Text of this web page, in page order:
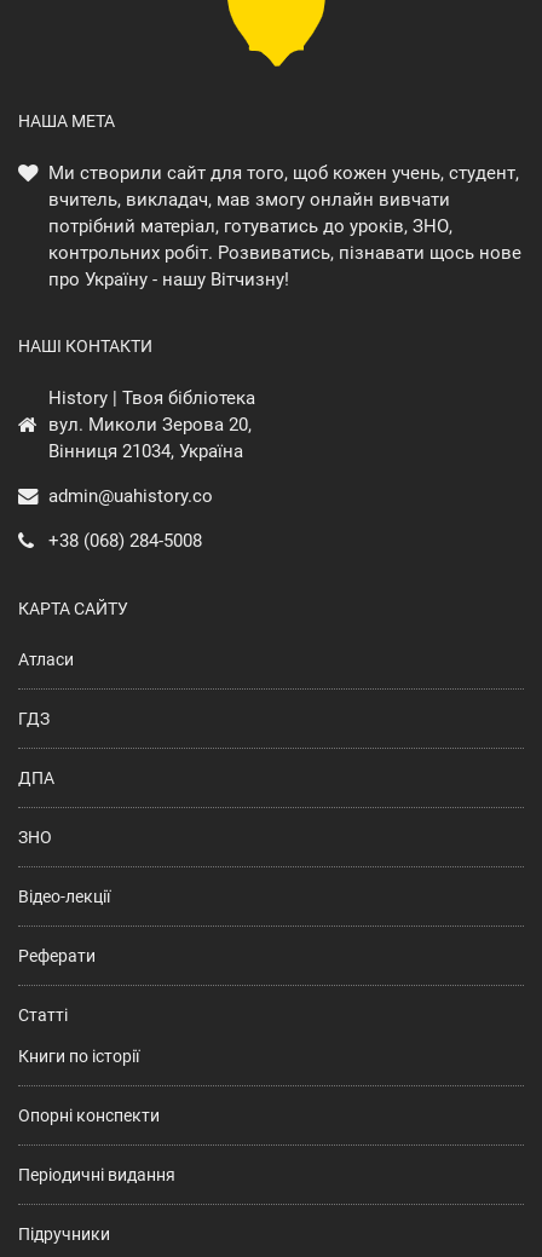
НАША МЕТА
Ми створили сайт для того, щоб кожен учень, студент,
вчитель, викладач, мав змогу онлайн вивчати
потрібний матеріал, готуватись до уроків, ЗНО,
контрольних робіт. Розвиватись, пізнавати щось нове
про Україну - нашу Вітчизну!
НАШІ КОНТАКТИ
History | Твоя бібліотека
вул. Миколи Зерова 20,
Вінниця 21034, Україна
admin@uahistory.co
+38 (068) 284-5008
КАРТА САЙТУ
Атласи
ГДЗ
ДПА
ЗНО
Відео-лекції
Реферати
Статті
Книги по історії
Опорні конспекти
Періодичні видання
Підручники